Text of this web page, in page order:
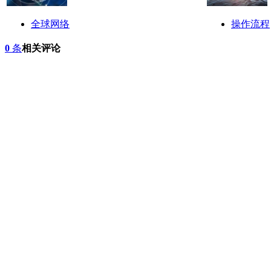
全球网络 操作流程
0 条相关评论